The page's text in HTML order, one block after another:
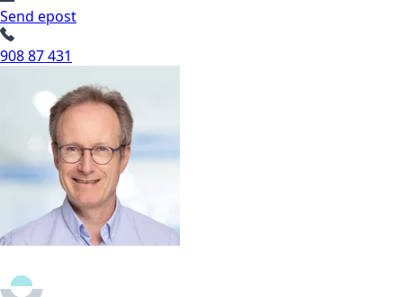
Send epost
908 87 431